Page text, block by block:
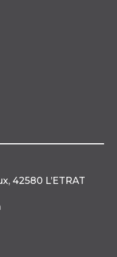
42580 L’ETRAT